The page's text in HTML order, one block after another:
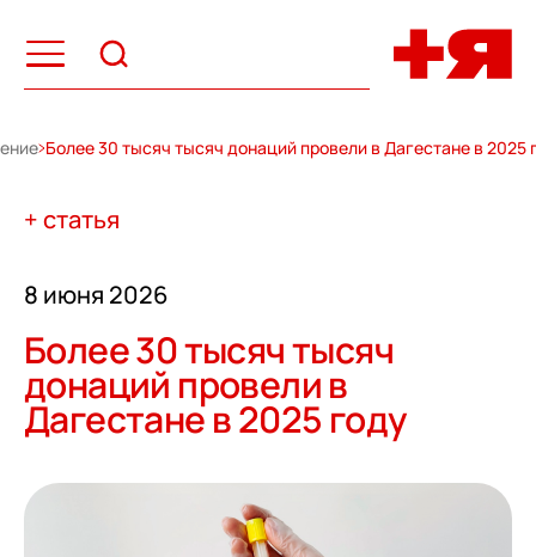
Более 30 тысяч тысяч донаций провели в Дагестане в 2025
+ статья
8 июня 2026
Более 30 тысяч тысяч
донаций провели в
Дагестане в 2025 году